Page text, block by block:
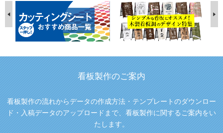
看板製作のご案内
看板製作の流れからデータの作成方法・テンプレートのダウンロー
ド・入稿データのアップロードまで、看板製作に関するご案内をい
たします。